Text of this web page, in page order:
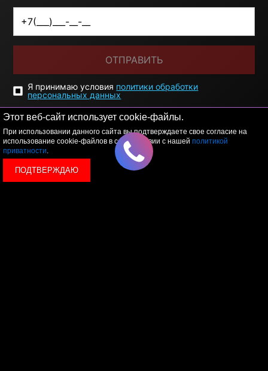
Этот веб-сайт использует cookie-файлы.
При использовании данного сайта вы подтверждаете свое согласие на
использование cookie-файлов в соответствии с нашей политикой
приватности.
ПОДТВЕРЖДАЮ
ОТПРАВИТЬ
Я принимаю условия политики обработки
персональных данных